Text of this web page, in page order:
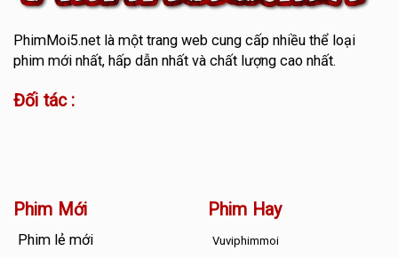
PhimMoi5.netlà một trang web cung cấp nhiều thể loại
phim mới nhất, hấp dẫn nhất và chất lượng cao nhất.
Đối tác :
Phim Mới
Phim lẻ mới
Phim Hay
Vuviphimmoi